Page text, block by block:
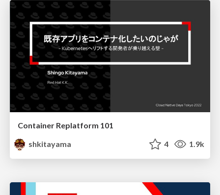
Container Replatform 101
shkitayama
4 1.9k